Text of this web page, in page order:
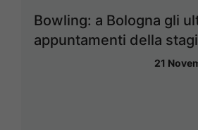
Bowling: a Bologna gli
appuntamenti della
21